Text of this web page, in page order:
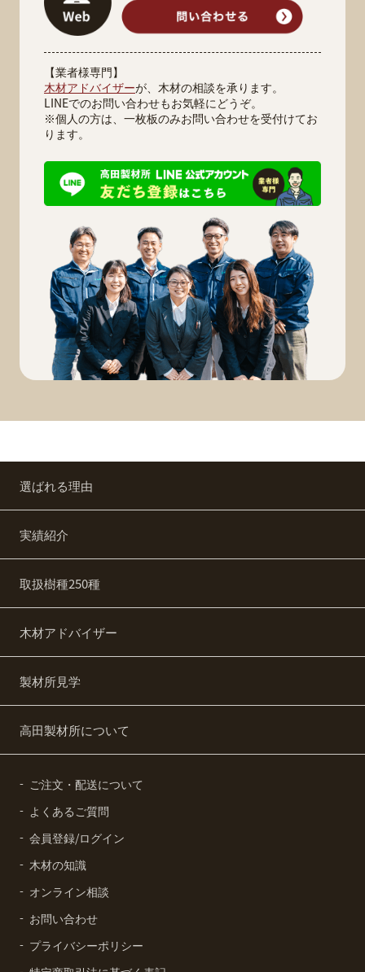
【業者様専門】
木材アドバイザーが、木材の相談を承ります。
LINEでのお問い合わせもお気軽にどうぞ。
※個人の方は、一枚板のみお問い合わせを受付けてお
ります。
選ばれる理由
実績紹介
取扱樹種250種
木材アドバイザー
製材所見学
高田製材所について
ご注文・配送について
よくあるご質問
会員登録/ログイン
木材の知識
オンライン相談
お問い合わせ
プライバシーポリシー